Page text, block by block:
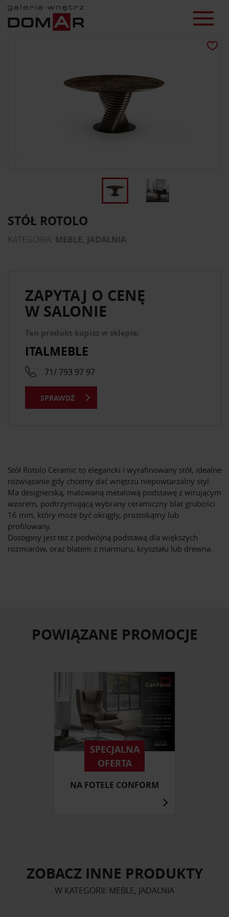
STÓŁ ROTOLO
KATEGORIA: MEBLE, JADALNIA
Stół Rotolo Ceramic to elegancki i wyrafinowany stół, idealne
rozwiązanie gdy chcemy dać wnętrzu niepowtarzalny styl.
Ma designerską, malowaną metalową podstawę z wirującym
wzorem, podtrzymującą wybrany ceramiczny blat grubości
16 mm, który może być okrągły, prostokątny lub
profilowany.
Dostępny jest też z podwójną podstawą dla większych
rozmiarów, oraz blatem z marmuru, kryształu lub drewna.
ZAPYTAJ O CENĘ
W SALONIE
Ten produkt kupisz w sklepie:
ITALMEBLE
71/ 793 97 97
SPRAWDŹ
POWIĄZANE PROMOCJE
SPECJALNA
OFERTA
NA FOTELE CONFORM
ZOBACZ INNE PRODUKTY
W KATEGORII: MEBLE, JADALNIA